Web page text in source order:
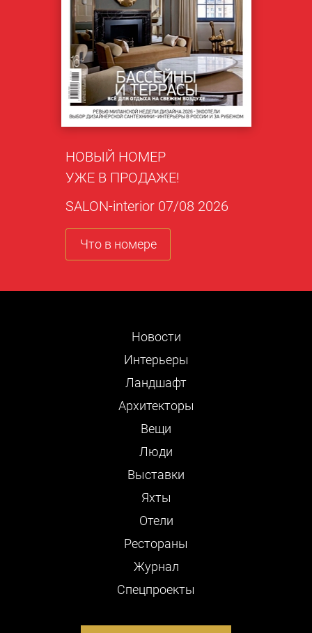
НОВЫЙ НОМЕР
УЖЕ В ПРОДАЖЕ!
SALON-interior 07/08 2026
Что в номере
Новости
Интерьеры
Ландшафт
Архитекторы
Вещи
Люди
Выставки
Яхты
Отели
Рестораны
Журнал
Cпецпроекты